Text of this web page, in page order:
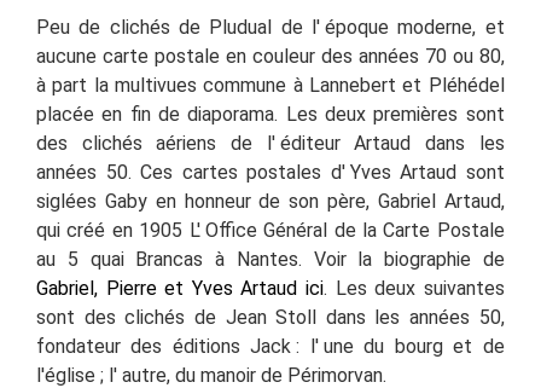
Peu de clichés de Pludual de l' époque moderne, et
aucune carte postale en couleur des années 70 ou 80,
à part la multivues commune à Lannebert et Pléhédel
placée en fin de diaporama. Les deux premières sont
des clichés aériens de l' éditeur Artaud dans les
années 50. Ces cartes postales d' Yves Artaud sont
siglées Gaby en honneur de son père, Gabriel Artaud,
qui créé en 1905 L' Office Général de la Carte Postale
au 5 quai Brancas à Nantes. Voir la biographie de
Gabriel, Pierre et Yves Artaud ici. Les deux suivantes
sont des clichés de Jean Stoll dans les années 50,
fondateur des éditions Jack : l' une du bourg et de
l'église ; l' autre, du manoir de Périmorvan.